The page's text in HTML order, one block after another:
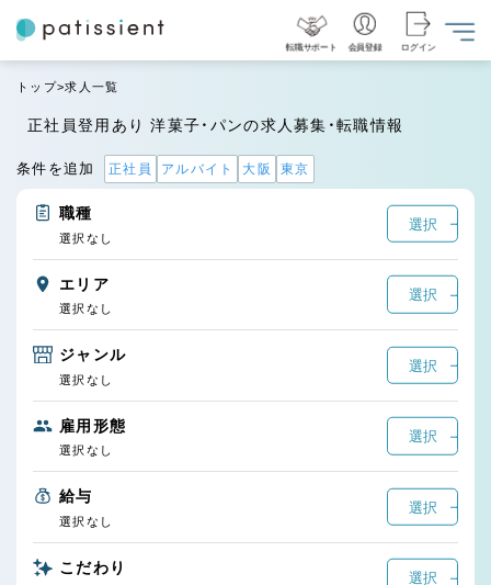
転職サポート 会員登録 ログイン
トップ 求人一覧
正社員登用あり 洋菓子・パンの求人募集・転職情報
条件を追加 正社員 アルバイト 大阪 東京
職種
選択
選択なし
エリア
選択
選択なし
ジャンル
選択
選択なし
雇用形態
選択
選択なし
給与
選択
選択なし
こだわり
選択